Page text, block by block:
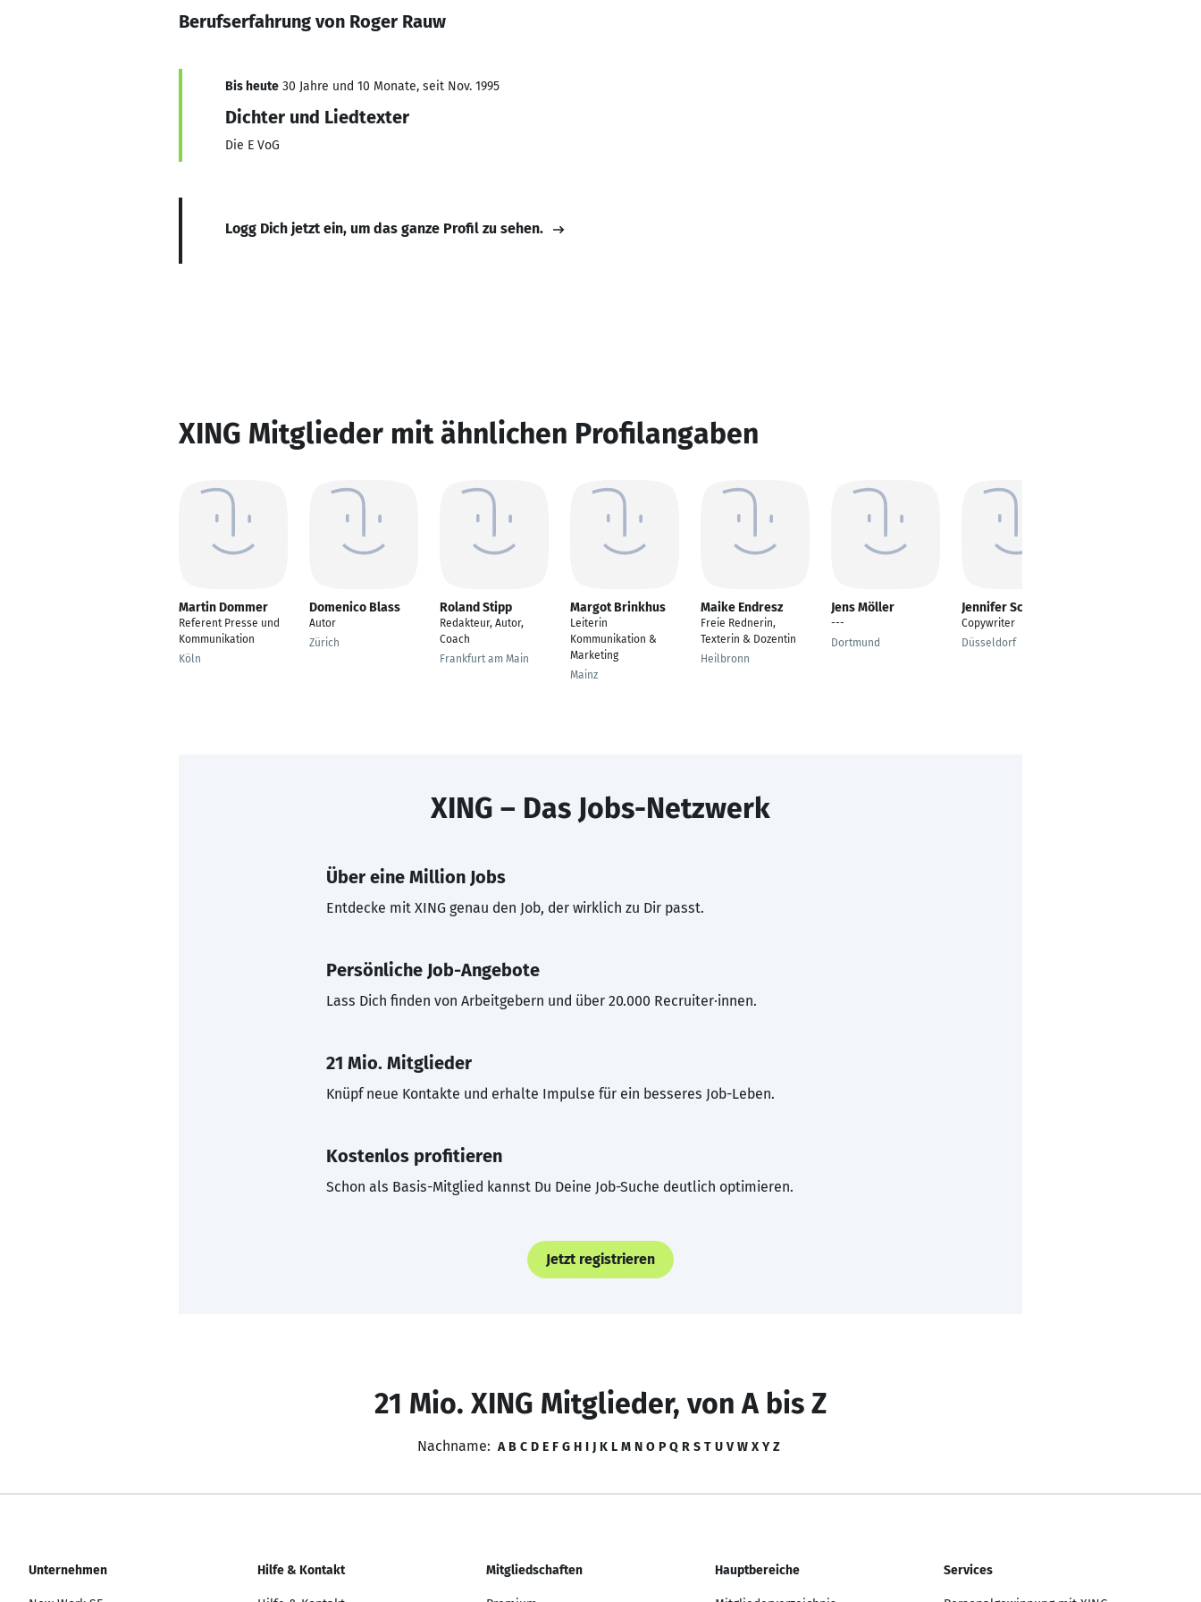
Berufserfahrung von Roger Rauw
Bis heute 30 Jahre und 10 Monate, seit Nov. 1995
Dichter und Liedtexter
Die E VoG
Logg Dich jetzt ein, um das ganze Profil zu sehen.
XING Mitglieder mit ähnlichen Profilangaben
Martin Dommer
Referent Presse und
Kommunikation
Köln
Domenico Blass
Autor
Zürich
Roland Stipp
Redakteur, Autor,
Coach
Frankfurt am Main
Margot Brinkhus
Leiterin
Kommunikation &
Marketing
Mainz
Maike Endresz
Freie Rednerin,
Texterin & Dozentin
Heilbronn
Jens Möller
---
Dortmund
Jennifer Schick
Copywriter
Düsseldorf
XING – Das Jobs-Netzwerk
Über eine Million Jobs
Entdecke mit XING genau den Job, der wirklich zu Dir passt.
Persönliche Job-Angebote
Lass Dich finden von Arbeitgebern und über 20.000 Recruiter·innen.
21 Mio. Mitglieder
Knüpf neue Kontakte und erhalte Impulse für ein besseres Job-Leben.
Kostenlos profitieren
Schon als Basis-Mitglied kannst Du Deine Job-Suche deutlich optimieren.
Jetzt registrieren
21 Mio. XING Mitglieder, von A bis Z
Nachname: A B C D E F G H I J K L M N O P Q R S T U V W X Y Z
Unternehmen Hilfe & Kontakt Mitgliedschaften Hauptbereiche Services